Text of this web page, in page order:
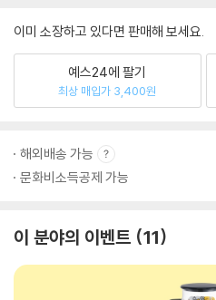
이미 소장하고 있다면 판매해 보세요.
예스24에 팔기
최상 매입가 3,400원
해외배송 가능
문화비소득공제 가능
이 분야의 이벤트 11